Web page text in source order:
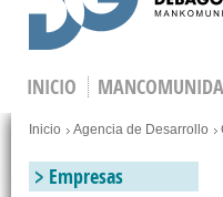
INICIO
You are here
Inicio Agencia de Desarrollo
Empresas